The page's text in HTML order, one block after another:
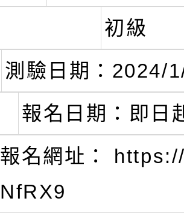
初級
測驗日期：2024/
報名日期：即日
報名網址：
NfRX9